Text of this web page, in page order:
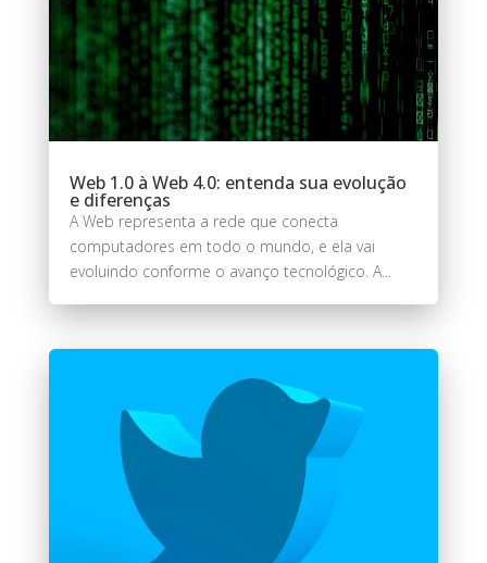
Web 1.0 à Web 4.0: entenda sua evolução
e diferenças
A Web representa a rede que conecta
computadores em todo o mundo, e ela vai
evoluindo conforme o avanço tecnológico. A...